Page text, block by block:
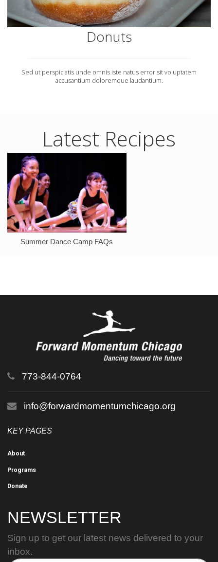
Donuts
Sed ut perspiciatis unde omnis iste natus error sit voluptatem
accusantium doloremque laudantium.
Latest Recipes
Summer Dance Camp FAQs
773-844-0764
info@forwardmomentumchicago.org
KEY PAGES
About
Programs
Donate
NEWSLETTER
Sign up to get our latest news delivered to your
inbox.